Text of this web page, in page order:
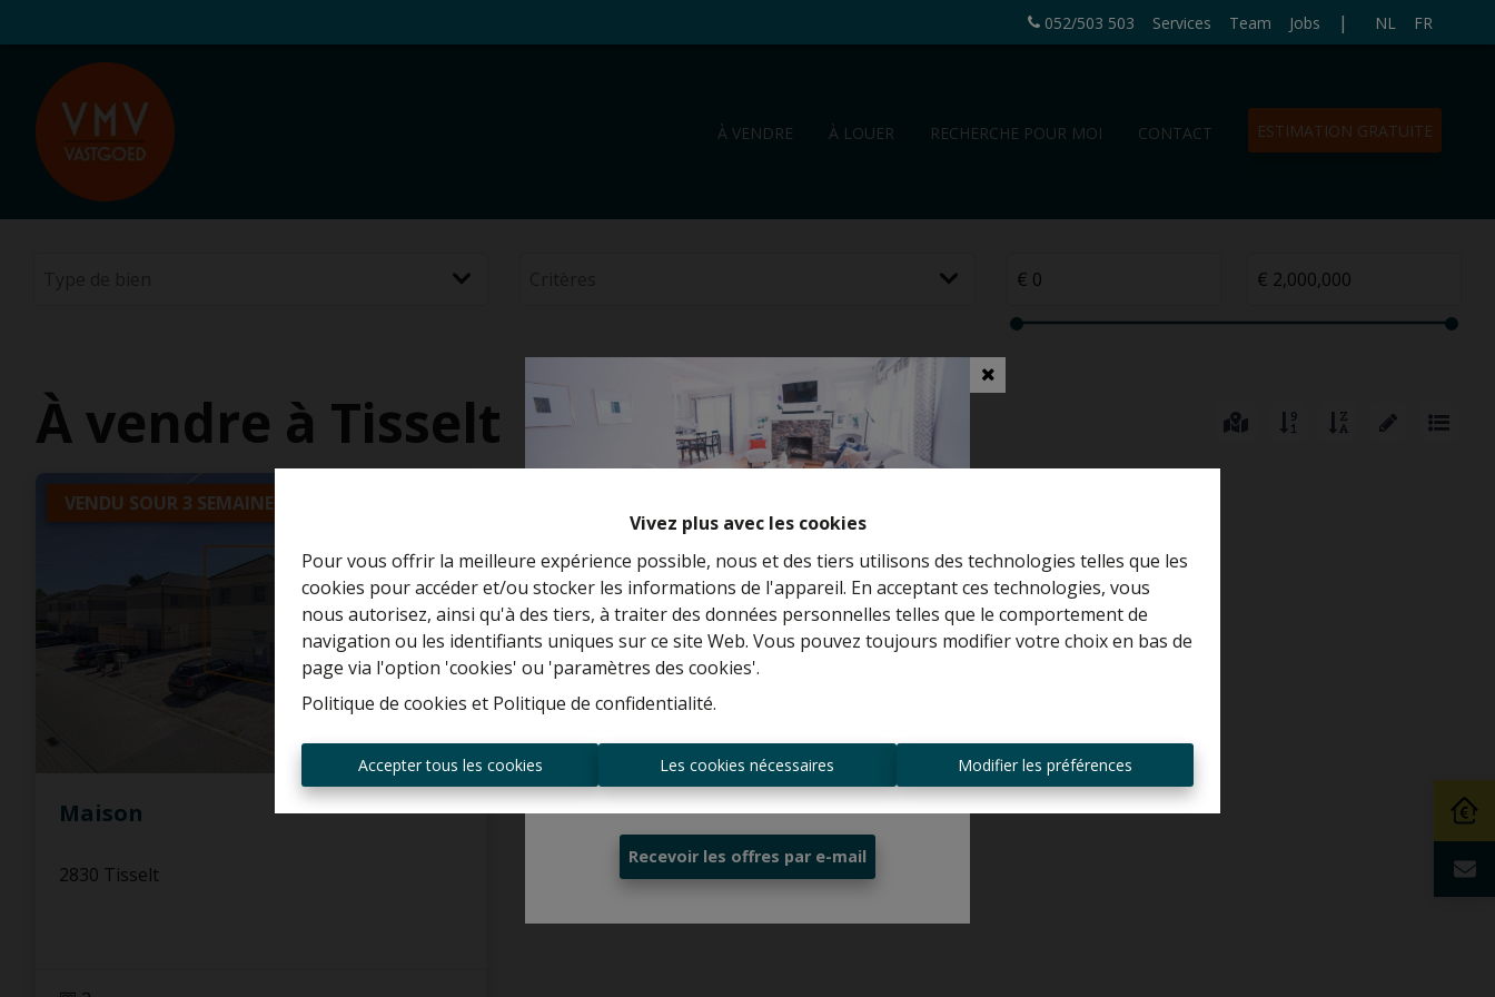
Vivez plus avec les cookies
Pour vous offrir la meilleure expérience possible, nous et des tiers utilisons des technologies telles que les
cookies pour accéder et/ou stocker les informations de l'appareil. En acceptant ces technologies, vous
nous autorisez, ainsi qu'à des tiers, à traiter des données personnelles telles que le comportement de
navigation ou les identifiants uniques sur ce site Web. Vous pouvez toujours modifier votre choix en bas de
page via l'option 'cookies' ou 'paramètres des cookies'.
Politique de cookies et Politique de confidentialité.
Accepter tous les cookies Les cookies nécessaires Modifier les préférences
052/503 503 Services Team Jobs | NL FR
À VENDRE À LOUER RECHERCHE POUR MOI CONTACT ESTIMATION GRATUITE
À vendre à Tisselt
VENDU SOUR 3 SEMAINES
Maison
2830 Tisselt
Curieux de connaître la valeur de votre
maison ?
Estimation gratuite
Toujours être le premier informé des
nouvelles offres ?
Recevoir les offres par e-mail